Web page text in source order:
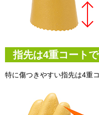
指先は4重コート
特に傷つきやすい指先は4重